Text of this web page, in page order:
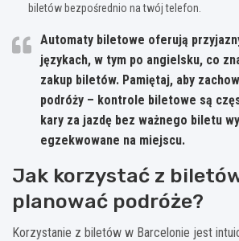
biletów bezpośrednio na twój telefon.
Automaty biletowe oferują
językach, w tym po angielsku, co
zakup biletów. Pamiętaj, aby
podróży – kontrole biletowe są
kary za jazdę bez ważnego biletu
egzekwowane na miejscu.
Jak korzystać z
planować podróże?
Korzystanie z biletów w Barcelonie jest